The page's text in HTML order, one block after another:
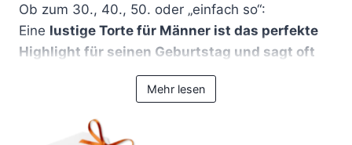
Ob zum 30., 40., 50. oder „einfach so“: Eine . ...
Ob zum 30., 40., 50. oder „einfach so“:
Eine lustige Torte für Männer ist das perfekte
Highlight für seinen Geburtstag und sagt oft
. Ihr wollt einen echten Hingucker,
der zum Lachen bringt, überrascht und dabei
richtig gut schmeckt? Dann seid ihr bei uns
genau richtig.
Mehr lesen